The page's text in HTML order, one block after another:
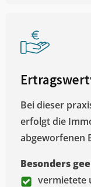
Bei dieser
erfolgt die
abgeworfenen
Besonders
vermietete